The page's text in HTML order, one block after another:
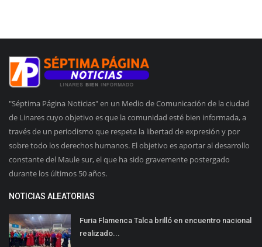
"Séptima Página Noticias" en un Medio de Comunicación de la ciudad
de Linares cuyo objetivo es que la comunidad esté bien informada, a
través de un periodismo que respeta la libertad de expresión y por
sobre todo los derechos humanos. El objetivo es aportar al desarrollo
constante del Maule sur, el que ha sido gravemente postergado
durante los últimos 50 años.
NOTICIAS ALEATORIAS
Furia Flamenca Talca brilló en encuentro nacional
realizado...